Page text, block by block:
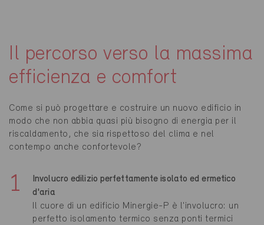
Il percorso verso la massima
efficienza e comfort
Come si può progettare e costruire un nuovo edificio in
modo che non abbia quasi più bisogno di energia per il
riscaldamento, che sia rispettoso del clima e nel
contempo anche confortevole?
Involucro edilizio perfettamente isolato ed ermetico
d'aria
Il cuore di un edificio Minergie-P è l'involucro: un
perfetto isolamento termico senza ponti termici